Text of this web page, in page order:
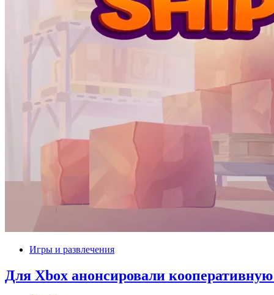
Игры и развлечения
Для Xbox анонсировали